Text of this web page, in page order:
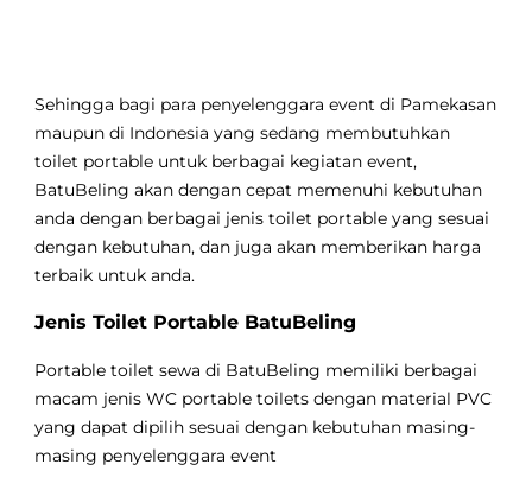
Sehingga bagi para penyelenggara event di Pamekasan
maupun di Indonesia yang sedang membutuhkan
toilet portable untuk berbagai kegiatan event,
BatuBeling akan dengan cepat memenuhi kebutuhan
anda dengan berbagai jenis toilet portable yang sesuai
dengan kebutuhan, dan juga akan memberikan harga
terbaik untuk anda.
Jenis Toilet Portable BatuBeling
Portable toilet sewa di BatuBeling memiliki berbagai
macam jenis WC portable toilets dengan material PVC
yang dapat dipilih sesuai dengan kebutuhan masing-
masing penyelenggara event